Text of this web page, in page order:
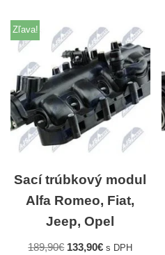
Zľava!
Sací trúbkový modul
Alfa Romeo, Fiat,
Jeep, Opel
189,90€ 133,90€ s DPH